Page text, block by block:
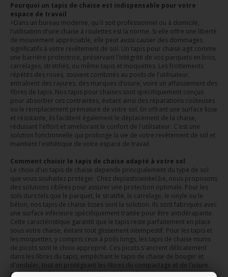
Pourquoi un tapis de chaise est indispensable pour votre
espace de travail
>Dans un bureau moderne, qu'il soit professionnel ou à domicile,
l'utilisation d'une chaise à roulettes est la norme. Si elle offre une liberté
de mouvement appréciable, elle peut aussi causer des dommages
significatifs à votre revêtement de sol. Un tapis pour chaise agit comme
une barrière protectrice, préservant l'intégrité de vos parquets en bois,
carrelages, stratifiés, ou même tapis et moquettes. Les frottements
répétés des roues, souvent combinés au poids de l'utilisateur,
entraînent des rayures, des marques d'usure, voire un affaissement des
fibres de tapis. Nos tapis pour chaises sont spécifiquement conçus
pour absorber ces contraintes, évitant ainsi des réparations coûteuses
ou le remplacement prématuré de votre sol. En offrant une surface lisse
et résistante, ils facilitent également le déplacement de la chaise,
réduisant l'effort et améliorant le confort de l'utilisateur. C'est une
solution fonctionnelle qui prolonge la vie de votre revêtement de sol et
maintient l'esthétique de votre espace de travail.
Comment choisir le tapis de chaise adapté à votre sol
Le choix d'un tapis de chaise depende principalement du type de sol
que vous souhaitez protéger. Chez deplasticwinkel.be, nous proposons
des solutions ciblées pour assurer une protection optimale. Pour les
sols durs tels que le parquet, le stratifié, le carrelage, le vinyle ou le
béton, nos tapis de chaise lisses sont la solution. Ils sont fabriqués avec
une surface inférieure spécifiquement traitée pour être antidérapante.
Cette caractéristique garantit que le tapis reste parfaitement en place
sous votre chaise, évitant tout glissement intempestif. Pour les tapis et
les moquettes, y compris ceux à poils longs, les tapis de chaise munis
de picots sont le choix approprié. Ces picots s'ancrent délicatement
dans les fibres du tapis, empêchant le tapis de chaise de bouger et
d'onduler, tout en protégeant les fibres du compactage et de l'usure
prématurée. Il est essentiel de faire le bon choix pour assurer